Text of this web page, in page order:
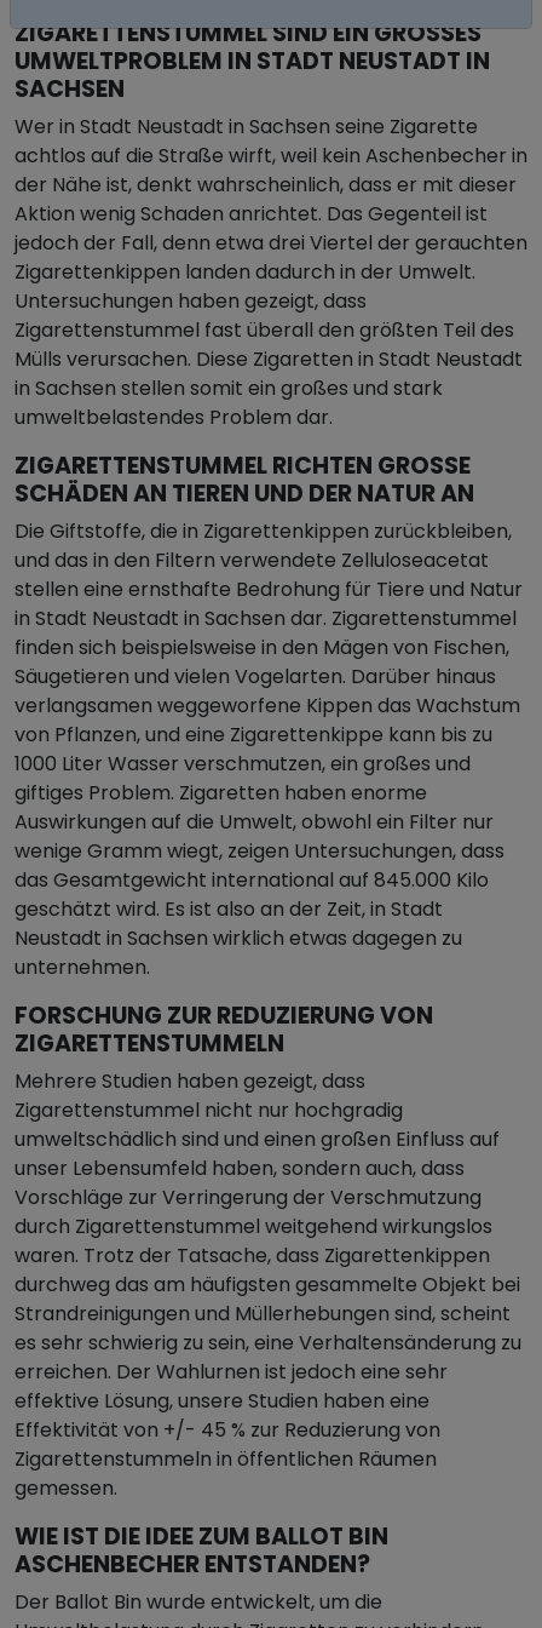
ZIGARETTENSTUMMEL SIND EIN GROSSES U
MWELTPROBLEM IN STADT NEUSTADT IN S
ACHSEN
Wer in Stadt Neustadt in Sachsen seine Zigarette
achtlos auf die Straße wirft, weil kein Aschenbecher in
der Nähe ist, denkt wahrscheinlich, dass er mit dieser
Aktion wenig Schaden anrichtet. Das Gegenteil ist
jedoch der Fall, denn etwa drei Viertel der gerauchten
Zigarettenkippen landen dadurch in der Umwelt.
Untersuchungen haben gezeigt, dass
Zigarettenstummel fast überall den größten Teil des
Mülls verursachen. Diese Zigaretten in Stadt Neustadt
in Sachsen stellen somit ein großes und stark
umweltbelastendes Problem dar.
ZIGARETTENSTUMMEL RICHTEN GROSSE S
CHÄDEN AN TIEREN UND DER NATUR AN
Die Giftstoffe, die in Zigarettenkippen zurückbleiben,
und das in den Filtern verwendete Zelluloseacetat
stellen eine ernsthafte Bedrohung für Tiere und Natur
in Stadt Neustadt in Sachsen dar. Zigarettenstummel
finden sich beispielsweise in den Mägen von Fischen,
Säugetieren und vielen Vogelarten. Darüber hinaus
verlangsamen weggeworfene Kippen das Wachstum
von Pflanzen, und eine Zigarettenkippe kann bis zu
1000 Liter Wasser verschmutzen, ein großes und
giftiges Problem. Zigaretten haben enorme
Auswirkungen auf die Umwelt, obwohl ein Filter nur
wenige Gramm wiegt, zeigen Untersuchungen, dass
das Gesamtgewicht international auf 845.000 Kilo
geschätzt wird. Es ist also an der Zeit, in Stadt
Neustadt in Sachsen wirklich etwas dagegen zu
unternehmen.
FORSCHUNG ZUR REDUZIERUNG VON
ZIGARETTENSTUMMELN
Mehrere Studien haben gezeigt, dass
Zigarettenstummel nicht nur hochgradig
umweltschädlich sind und einen großen Einfluss auf
unser Lebensumfeld haben, sondern auch, dass
Vorschläge zur Verringerung der Verschmutzung
durch Zigarettenstummel weitgehend wirkungslos
waren. Trotz der Tatsache, dass Zigarettenkippen
durchweg das am häufigsten gesammelte Objekt bei
Strandreinigungen und Müllerhebungen sind, scheint
es sehr schwierig zu sein, eine Verhaltensänderung zu
erreichen. Der Wahlurnen ist jedoch eine sehr
effektive Lösung, unsere Studien haben eine
Effektivität von +/- 45 % zur Reduzierung von
Zigarettenstummeln in öffentlichen Räumen
gemessen.
WIE IST DIE IDEE ZUM BALLOT BIN
ASCHENBECHER ENTSTANDEN?
Der Ballot Bin wurde entwickelt, um die